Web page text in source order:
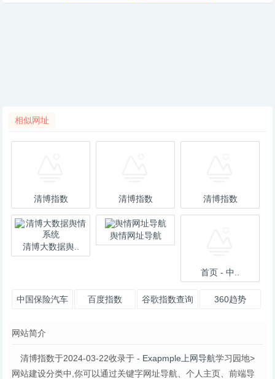
相似网址
清博指数 清博指数 清博指数
清博大数据舆..
舆情网址导航
首页 - 中..
中国保险汽车
百度指数 谷歌指数查询 360趋势
网站简介
清博指数于2024-03-22收录于 - Exapmple上网导航学习园地>
网站建设分类中,你可以通过关键字网址导航、个人主页、前端导